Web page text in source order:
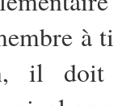
à
il